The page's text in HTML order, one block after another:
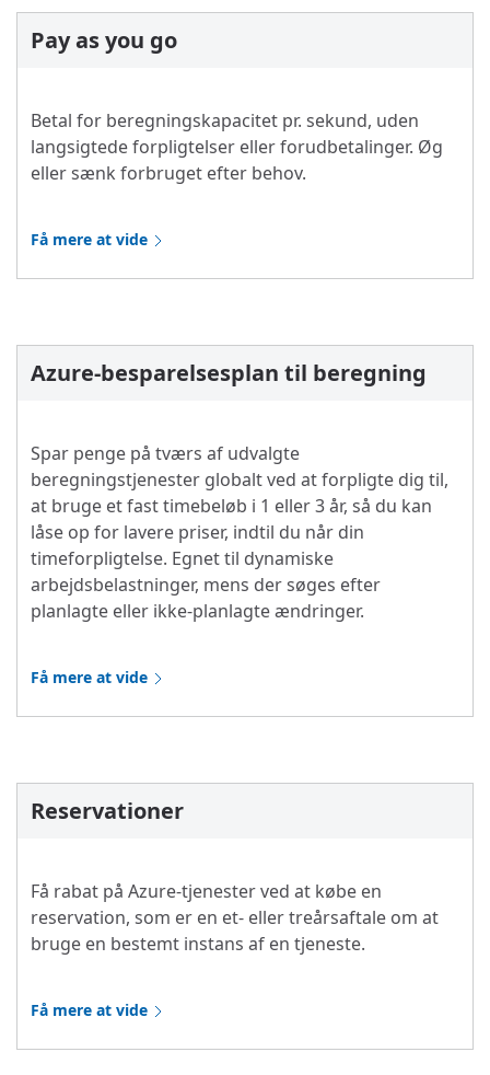
Pay as you go
Betal for beregningskapacitet pr. sekund, uden
langsigtede forpligtelser eller forudbetalinger. Øg
eller sænk forbruget efter behov.
Få mere at vide
Azure-besparelsesplan til beregning
Spar penge på tværs af udvalgte
beregningstjenester globalt ved at forpligte dig til,
at bruge et fast timebeløb i 1 eller 3 år, så du kan
låse op for lavere priser, indtil du når din
timeforpligtelse. Egnet til dynamiske
arbejdsbelastninger, mens der søges efter
planlagte eller ikke-planlagte ændringer.
Få mere at vide
Reservationer
Få rabat på Azure-tjenester ved at købe en
reservation, som er en et- eller treårsaftale om at
bruge en bestemt instans af en tjeneste.
Få mere at vide